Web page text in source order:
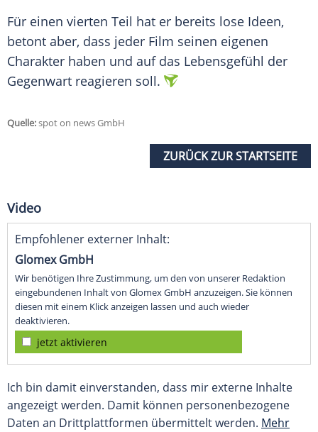
Für einen vierten Teil hat er bereits lose Ideen,
betont aber, dass jeder Film seinen eigenen
Charakter haben und auf das Lebensgefühl der
Gegenwart reagieren soll.
Quelle:spot on news GmbH
ZURÜCK ZUR STARTSEITE
Video
Empfohlener externer Inhalt:
Glomex GmbH
Wir benötigen Ihre Zustimmung, um den von unserer Redaktion
eingebundenen Inhalt von Glomex GmbH anzuzeigen. Sie können
diesen mit einem Klick anzeigen lassen und auch wieder
deaktivieren.
jetzt aktivieren
Ich bin damit einverstanden, dass mir externe Inhalte
angezeigt werden. Damit können personenbezogene
Daten an Drittplattformen übermittelt werden. Mehr